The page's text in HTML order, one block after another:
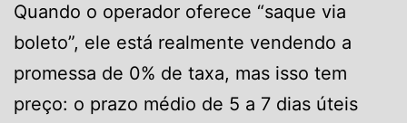
Quando o operador oferece “saque via
boleto”, ele está realmente vendendo a
promessa de 0% de taxa, mas isso tem
preço: o prazo médio de 5 a 7 dias úteis